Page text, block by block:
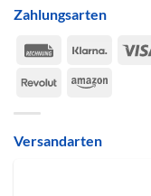
Zahlungsarten
Rechung
Klarna
RevolutAmazon
Versandarten